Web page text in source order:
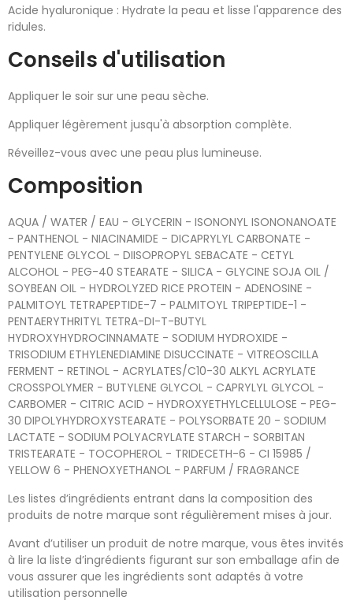
Acide hyaluronique : Hydrate la peau et lisse l'apparence des
ridules.
Conseils d'utilisation
Appliquer le soir sur une peau sèche.
Appliquer légèrement jusqu'à absorption complète.
Réveillez-vous avec une peau plus lumineuse.
Composition
AQUA / WATER / EAU - GLYCERIN - ISONONYL ISONONANOATE
- PANTHENOL - NIACINAMIDE - DICAPRYLYL CARBONATE -
PENTYLENE GLYCOL - DIISOPROPYL SEBACATE - CETYL
ALCOHOL - PEG-40 STEARATE - SILICA - GLYCINE SOJA OIL /
SOYBEAN OIL - HYDROLYZED RICE PROTEIN - ADENOSINE -
PALMITOYL TETRAPEPTIDE-7 - PALMITOYL TRIPEPTIDE-1 -
PENTAERYTHRITYL TETRA-DI-T-BUTYL
HYDROXYHYDROCINNAMATE - SODIUM HYDROXIDE -
TRISODIUM ETHYLENEDIAMINE DISUCCINATE - VITREOSCILLA
FERMENT - RETINOL - ACRYLATES/C10-30 ALKYL ACRYLATE
CROSSPOLYMER - BUTYLENE GLYCOL - CAPRYLYL GLYCOL -
CARBOMER - CITRIC ACID - HYDROXYETHYLCELLULOSE - PEG-
30 DIPOLYHYDROXYSTEARATE - POLYSORBATE 20 - SODIUM
LACTATE - SODIUM POLYACRYLATE STARCH - SORBITAN
TRISTEARATE - TOCOPHEROL - TRIDECETH-6 - CI 15985 /
YELLOW 6 - PHENOXYETHANOL - PARFUM / FRAGRANCE
Les listes d’ingrédients entrant dans la composition des
produits de notre marque sont régulièrement mises à jour.
Avant d’utiliser un produit de notre marque, vous êtes invités
à lire la liste d’ingrédients figurant sur son emballage afin de
vous assurer que les ingrédients sont adaptés à votre
utilisation personnelle